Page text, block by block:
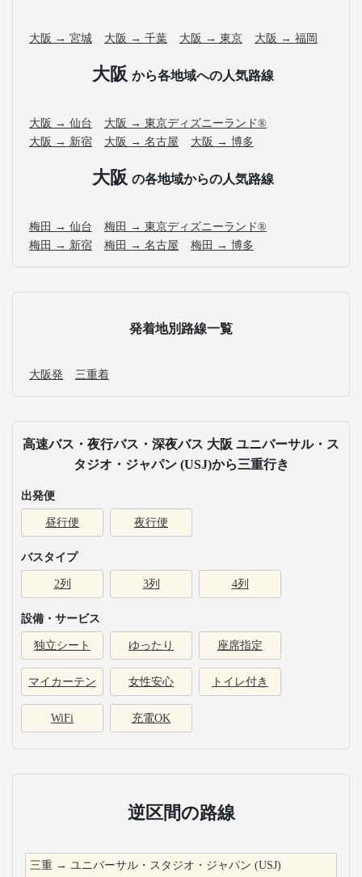
大阪 → 宮城 大阪 → 千葉 大阪 → 東京 大阪 → 福岡
大阪 から各地域への人気路線
大阪 → 仙台
大阪 → 東京ディズニーランド®
大阪 → 新宿
大阪 → 名古屋 大阪 → 博多
大阪 の各地域からの人気路線
梅田 → 仙台
梅田 → 東京ディズニーランド®
梅田 → 新宿
梅田 → 名古屋 梅田 → 博多
発着地別路線一覧
大阪発 三重着
高速バス・夜行バス・深夜バス 大阪 ユニバーサル・ス
タジオ・ジャパン (USJ)から三重行き
出発便
昼行便 夜行便
バスタイプ
2列 3列 4列
設備・サービス
独立シート ゆったり 座席指定
マイカーテン 女性安心 トイレ付き
WiFi 充電OK
逆区間の路線
三重 → ユニバーサル・スタジオ・ジャパン (USJ)